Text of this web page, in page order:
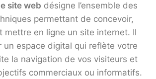
site web désigne l’ensemble des
permettant de concevoir,
mettre en ligne un site internet. Il
un espace digital qui reflète votre
la navigation de vos visiteurs et
commerciaux ou informatifs.